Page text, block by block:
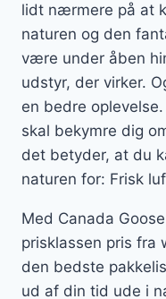
lidt nærmere på at
naturen og den
være under åben
udstyr, der virker.
en bedre
skal bekymre dig
det betyder, at du
naturen for: Frisk
Med Canada
prisklassen pris
den bedste
ud af din tid ude i